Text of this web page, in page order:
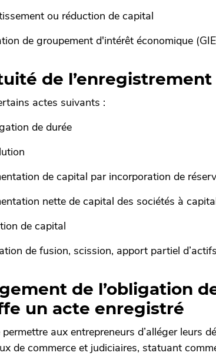
ou réduction de capital
de groupement d'intérêt économique
de l’enregistrement
actes suivants :
de durée
de capital par incorporation de
nette de capital des sociétés à
de capital
de fusion, scission, apport partiel
de l’obligation
un acte enregistré
aux entrepreneurs d’alléger leurs
de commerce et judiciaires, statuant